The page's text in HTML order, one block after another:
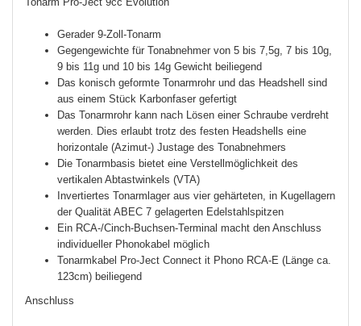
Gerader 9-Zoll-Tonarm
Gegengewichte für Tonabnehmer von 5 bis 7,5g, 7 bis 10g,
9 bis 11g und 10 bis 14g Gewicht beiliegend
Das konisch geformte Tonarmrohr und das Headshell sind
aus einem Stück Karbonfaser gefertigt
Das Tonarmrohr kann nach Lösen einer Schraube verdreht
werden. Dies erlaubt trotz des festen Headshells eine
horizontale (Azimut-) Justage des Tonabnehmers
Die Tonarmbasis bietet eine Verstellmöglichkeit des
vertikalen Abtastwinkels (VTA)
Invertiertes Tonarmlager aus vier gehärteten, in Kugellagern
der Qualität ABEC 7 gelagerten Edelstahlspitzen
Ein RCA-/Cinch-Buchsen-Terminal macht den Anschluss
individueller Phonokabel möglich
Tonarmkabel Pro-Ject Connect it Phono RCA-E (Länge ca.
123cm) beiliegend
Anschluss